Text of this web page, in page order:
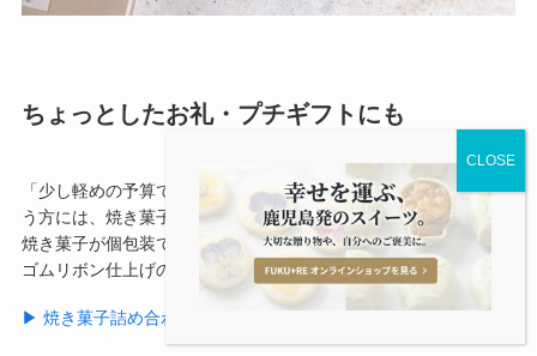
ちょっとしたお礼・プチギフトにも
「少し軽めの予算で、でも丁寧な印象のギフトを選びたい」とい
う方には、焼き菓子詰め合わせギフトSがおすすめです。人気の
焼き菓子が個包装で入ったコンパクトなサイズながら、シルバー
ゴムリボン仕上げのギフトボックスで上品にお届けします。
▶︎ 焼き菓子詰め合わせギフトSの詳細はこちら